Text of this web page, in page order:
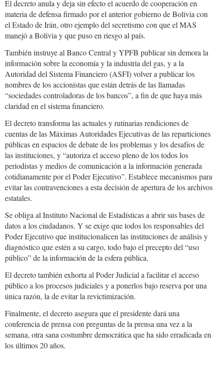
El decreto anula y deja sin efecto el acuerdo de cooperación en
materia de defensa firmado por el anterior gobierno de Bolivia con
el Estado de Irán, otro ejemplo del secretismo con que el MAS
manejó a Bolivia y que puso en riesgo al país.
También instruye al Banco Central y YPFB publicar sin demora la
información sobre la economía y la industria del gas, y a la
Autoridad del Sistema Financiero (ASFI) volver a publicar los
nombres de los accionistas que están detrás de las llamadas
“sociedades controladoras de los bancos”, a fin de que haya más
claridad en el sistema financiero.
El decreto transforma las actuales y rutinarias rendiciones de
cuentas de las Máximas Autoridades Ejecutivas de las reparticiones
públicas en espacios de debate de los problemas y los desafíos de
las instituciones, y “autoriza el acceso pleno de los todos los
periodistas y medios de comunicación a la información generada
cotidianamente por el Poder Ejecutivo”. Establece mecanismos para
evitar las contravenciones a esta decisión de apertura de los archivos
estatales.
Se obliga al Instituto Nacional de Estadísticas a abrir sus bases de
datos a los ciudadanos. Y se exige que todos los responsables del
Poder Ejecutivo que institucionalicen las instituciones de análisis y
diagnóstico que estén a su cargo, todo bajo el precepto del “uso
público” de la información de la esfera pública.
El decreto también exhorta al Poder Judicial a facilitar el acceso
público a los procesos judiciales y a ponerlos bajo reserva por una
única razón, la de evitar la revictimización.
Finalmente, el decreto asegura que el presidente dará una
conferencia de prensa con preguntas de la prensa una vez a la
semana, otra sana costumbre democrática que ha sido erradicada en
los últimos 20 años.